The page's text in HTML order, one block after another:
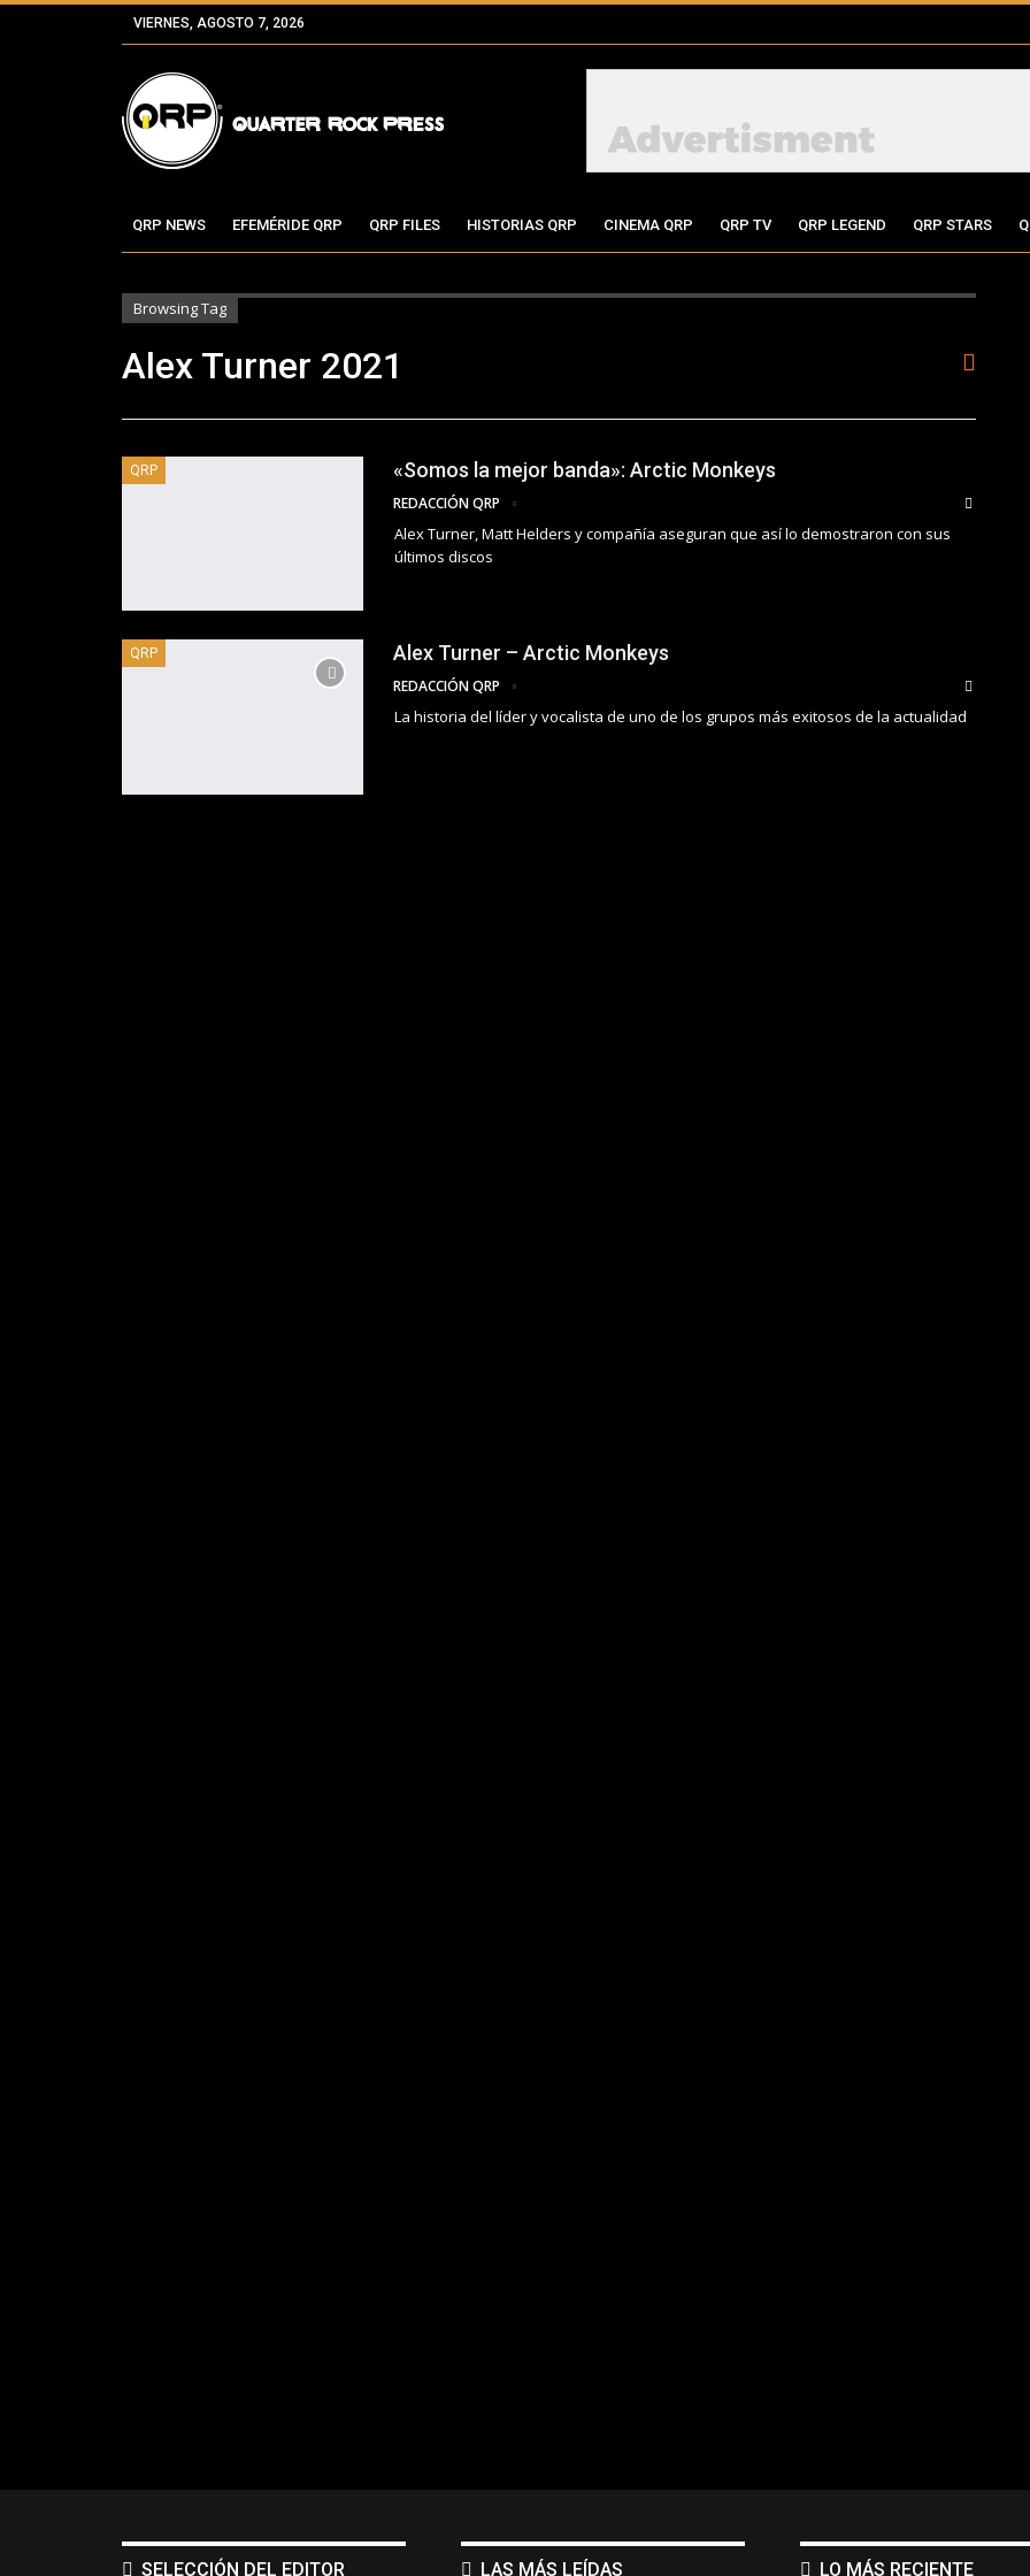
VIERNES, AGOSTO 7, 2026
QRP NEWS EFEMÉRIDE QRP QRP FILES HISTORIAS QRP CINEMA QRP QRP TV QRP LEGEND QRP STARS
Browsing Tag
Alex Turner 2021
QRP «Somos la mejor banda»: Arctic Monkeys
REDACCIÓN QRP
Alex Turner, Matt Helders y compañía aseguran que así lo demostraron con sus
últimos discos
QRP Alex Turner – Arctic Monkeys
REDACCIÓN QRP
La historia del líder y vocalista de uno de los grupos más exitosos de la actualidad
SELECCIÓN DEL EDITOR LAS MÁS LEÍDAS LO MÁS RECIENTE